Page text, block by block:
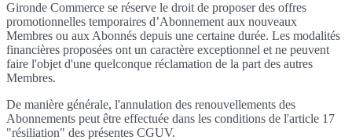
Gironde Commerce se réserve le droit de proposer des offres
promotionnelles temporaires d’Abonnement aux nouveaux
Membres ou aux Abonnés depuis une certaine durée. Les modalités
financières proposées ont un caractère exceptionnel et ne peuvent
faire l'objet d'une quelconque réclamation de la part des autres
Membres.
De manière générale, l'annulation des renouvellements des
Abonnements peut être effectuée dans les conditions de l'article 17
"résiliation" des présentes CGUV.